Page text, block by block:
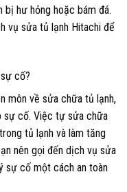
hư hỏng hoặc bám đá.
vụ sửa tủ lạnh Hitachi để
cố?
môn về sửa chữa tủ lạnh,
sự cố. Việc tự sửa chữa
tủ lạnh và làm tăng
nên gọi đến dịch vụ sửa
sự cố một cách an toàn